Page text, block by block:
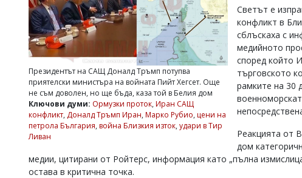
v.vasilev@flagman.bg
Касабова,
k.kassabova@flagman.bg
редактор:
office@flagman.bg
Коментарите
статиите
Президентът на САЩ Доналд Тръмп потупва
приятелски министъра на войната Пийт Хегсет. Още
не съм доволен, но ще бъда, каза той в Белия дом
Ключови думи: Ормузки проток, Иран САЩ
конфликт, Доналд Тръмп Иран, Марко Рубио, цени на
петрола България, война Близкия изток, удари в Тир
Ливан
Светът е
конфликт в
сблъскаха с
медийното
според който
търговското
рамките на 30
Реакцията от
дом
медии, цитирани от Ройтерс, информация като „пълна
остава в критична точка.